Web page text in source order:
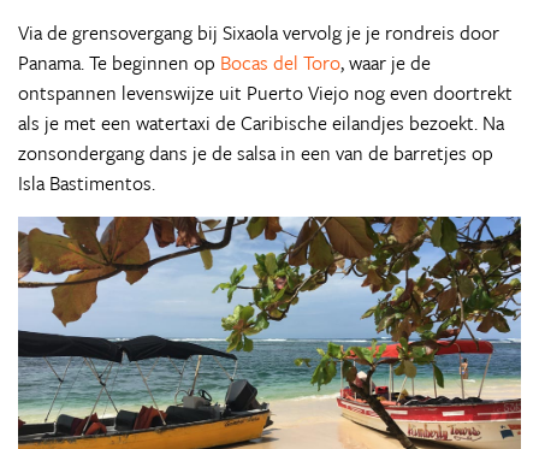
Via de grensovergang bij Sixaola vervolg je je rondreis door
Panama. Te beginnen op Bocas del Toro, waar je de
ontspannen levenswijze uit Puerto Viejo nog even doortrekt
als je met een watertaxi de Caribische eilandjes bezoekt. Na
zonsondergang dans je de salsa in een van de barretjes op
Isla Bastimentos.